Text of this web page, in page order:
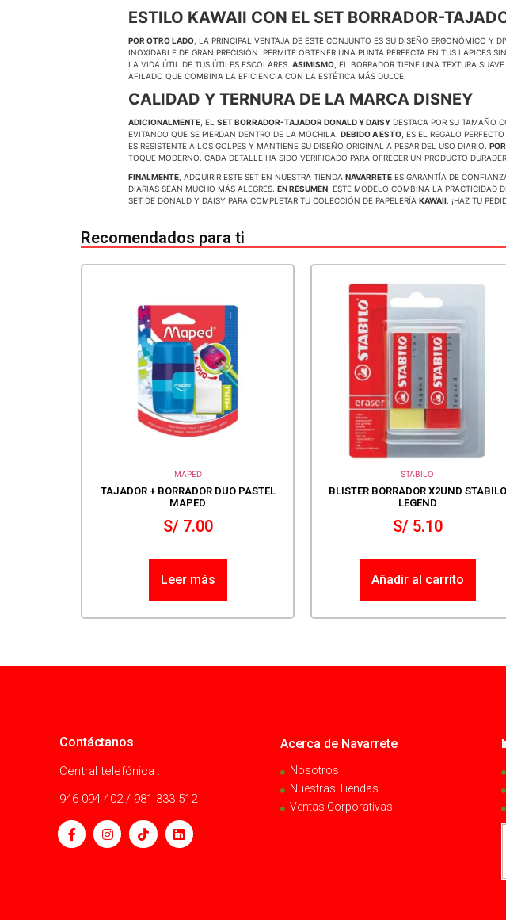
ESTILO KAWAII CON EL SET BORRADOR-
POR OTRO LADO , LA PRINCIPAL VENTAJA DE ESTE CONJUNTO ES SU DISEÑO ERGONÓMICO Y
INOXIDABLE DE GRAN PRECISIÓN. PERMITE OBTENER UNA PUNTA PERFECTA EN TUS LÁPICES
LA VIDA ÚTIL DE TUS ÚTILES ESCOLARES. ASIMISMO , EL BORRADOR TIENE UNA TEXTURA
AFILADO QUE COMBINA LA EFICIENCIA CON LA ESTÉTICA MÁS DULCE.
CALIDAD Y TERNURA DE LA MARCA DISNEY
ADICIONALMENTE , EL SET BORRADOR-TAJADOR DONALD Y DAISY DESTACA POR SU TAMAÑO
EVITANDO QUE SE PIERDAN DENTRO DE LA MOCHILA. DEBIDO A ESTO , ES EL REGALO
ES RESISTENTE A LOS GOLPES Y MANTIENE SU DISEÑO ORIGINAL A PESAR DEL USO DIARIO.
TOQUE MODERNO. CADA DETALLE HA SIDO VERIFICADO PARA OFRECER UN PRODUCTO
FINALMENTE , ADQUIRIR ESTE SET EN NUESTRA TIENDA NAVARRETE ES GARANTÍA DE
DIARIAS SEAN MUCHO MÁS ALEGRES. EN RESUMEN , ESTE MODELO COMBINA LA PRACTICIDAD
SET DE DONALD Y DAISY PARA COMPLETAR TU COLECCIÓN DE PAPELERÍA KAWAII . ¡HAZ TU
Recomendados para ti
MAPED
TAJADOR + BORRADOR DUO PASTEL
MAPED
S/7.00
Leer más
STABILO
BLISTER BORRADOR X2UND STABILO
LEGEND
S/5.10
Añadir al carrito
Contáctanos
Central telefónica :
946 094 402 / 981 333 512
Acerca de Navarrete
Nosotros
Nuestras Tiendas
Ventas Corporativas